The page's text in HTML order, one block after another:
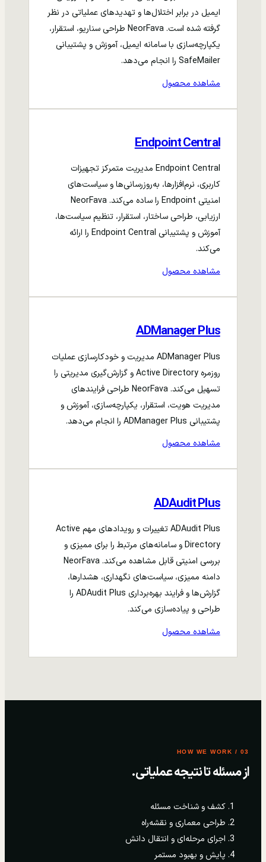
ایمیل در برابر اختلال‌ها و تهدیدهای عملیاتی در نظر
گرفته شده است. NeorFava طراحی سناریو، استقرار،
یکپارچه‌سازی با سامانه ایمیل، آموزش و پشتیبانی
SafeMailer را انجام می‌دهد.
مشاهده محصول
Endpoint Central
Endpoint Central مدیریت متمرکز تجهیزات
کاربری، نرم‌افزارها، به‌روزرسانی‌ها و سیاست‌های
امنیتی Endpoint را ساده می‌کند. NeorFava
ارزیابی، طراحی ساختار، استقرار، تنظیم سیاست‌ها،
آموزش و پشتیبانی Endpoint Central را ارائه
می‌کند.
مشاهده محصول
ADManager Plus
ADManager Plus مدیریت و خودکارسازی عملیات
روزمره Active Directory و گزارش‌گیری مدیریتی را
تسهیل می‌کند. NeorFava طراحی فرایندهای
مدیریت هویت، استقرار، یکپارچه‌سازی، آموزش و
پشتیبانی ADManager Plus را انجام می‌دهد.
مشاهده محصول
ADAudit Plus
ADAudit Plus تغییرات و رویدادهای مهم Active
Directory و سامانه‌های مرتبط را برای ممیزی و
بررسی امنیتی قابل مشاهده می‌کند. NeorFava
دامنه ممیزی، سیاست‌های نگهداری، هشدارها،
گزارش‌ها و فرایند بهره‌برداری ADAudit Plus را
طراحی و پیاده‌سازی می‌کند.
مشاهده محصول
03 / HOW WE WORK
از مسئله تا نتیجه عملیاتی.
کشف و شناخت مسئله
طراحی معماری و نقشه‌راه
اجرای مرحله‌ای و انتقال دانش
پایش و بهبود مستمر